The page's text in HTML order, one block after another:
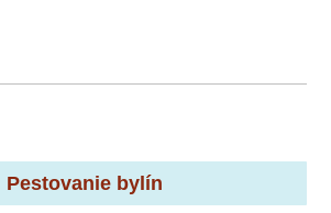
Pestovanie bylín